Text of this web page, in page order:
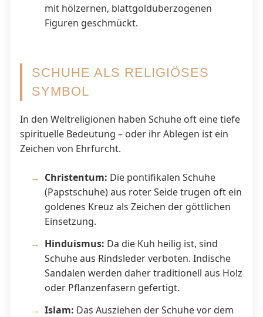
mit hölzernen, blattgoldüberzogenen
Figuren geschmückt.
SCHUHE ALS RELIGIÖSES
SYMBOL
In den Weltreligionen haben Schuhe oft eine tiefe
spirituelle Bedeutung – oder ihr Ablegen ist ein
Zeichen von Ehrfurcht.
Christentum: Die pontifikalen Schuhe
(Papstschuhe) aus roter Seide trugen oft ein
goldenes Kreuz als Zeichen der göttlichen
Einsetzung.
Hinduismus: Da die Kuh heilig ist, sind
Schuhe aus Rindsleder verboten. Indische
Sandalen werden daher traditionell aus Holz
oder Pflanzenfasern gefertigt.
Islam: Das Ausziehen der Schuhe vor dem